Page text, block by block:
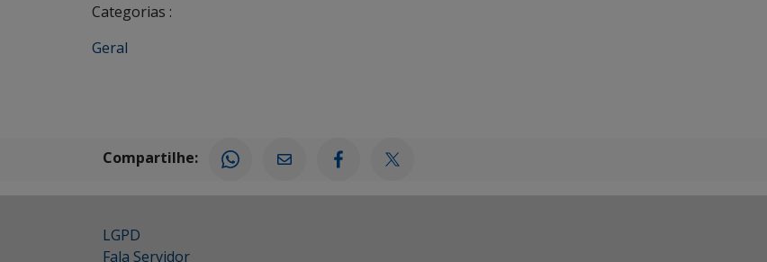
Categorias :
Geral
Compartilhe:
LGPD
Fala Servidor